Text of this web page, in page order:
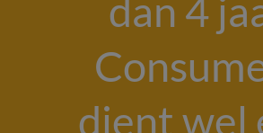
dan 4
dient wel